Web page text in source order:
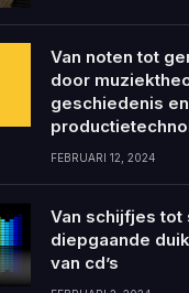
Van noten tot
door
geschiedenis en
FEBRUARI 12, 2024
Van schijfjes tot
diepgaande
van cd’s